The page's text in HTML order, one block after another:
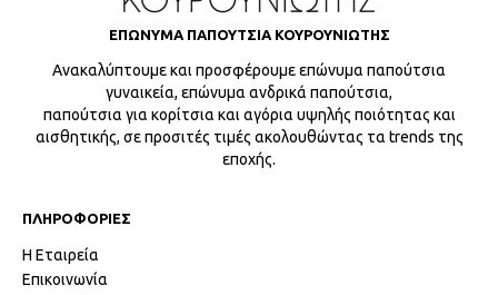
ΕΠΩΝΥΜΑ ΠΑΠΟΥΤΣΙΑ ΚΟΥΡΟΥΝΙΩΤΗΣ
Ανακαλύπτουμε και προσφέρουμε επώνυμα παπούτσια
γυναικεία, επώνυμα ανδρικά παπούτσια,
παπούτσια για κορίτσια και αγόρια υψηλής ποιότητας και
αισθητικής, σε προσιτές τιμές ακολουθώντας τα trends της
εποχής.
ΠΛΗΡΟΦΟΡΙΕΣ
Η Εταιρεία
Επικοινωνία